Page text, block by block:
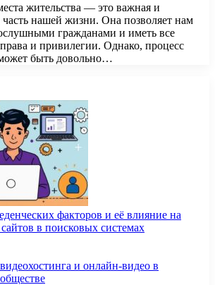
жительства — это важная и
часть нашей жизни. Она позволяет нам
гражданами и иметь все
и привилегии. Однако, процесс
быть довольно…
факторов и её влияние на
в поисковых системах
и онлайн-видео в